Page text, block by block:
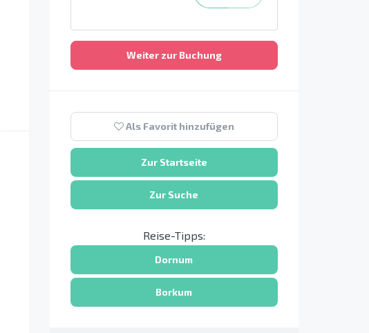
Weiter zur Buchung
Als Favorit hinzufügen
Zur Startseite
Zur Suche
Reise-Tipps:
Dornum
Borkum